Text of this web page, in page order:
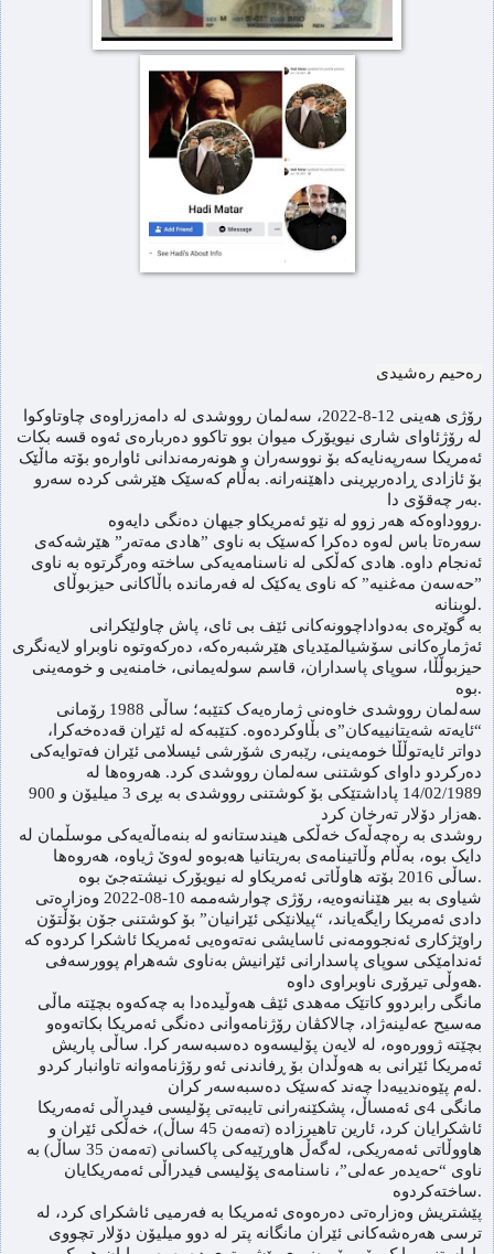
رەحیم رەشیدی
رۆژی هەینی 12-8-2022، سەلمان رووشدی لە دامەزراوەی چاوتاوکوا
لە رۆژئاوای شاری نیویۆرک میوان بوو تاکوو دەربارەی ئەوە قسە بکات
ئەمریکا سەرپەنایەکە بۆ نووسەران و هونەرمەندانی ئاوارەو بۆتە ماڵێک
بۆ ئازادی ڕادەربڕینی داهێنەرانە. بەڵام کەسێک هێرشی کردە سەرو
بەر چەقۆی دا.
رووداوەکە هەر زوو لە نێو ئەمریکاو جیهان دەنگی دایەوە.
سەرەتا باس لەوە دەکرا کەسێک بە ناوی ”هادی مەتەر” هێرشەکەی
ئەنجام داوە. هادی کەڵکی لە ناسنامەیەکی ساختە وەرگرتوە بە ناوی
”حەسەن مەغنیە” کە ناوی یەکێک لە فەرماندە باڵاکانی حیزبوڵای
لوبنانە.
بە گوێرەی بەدواداچوونەکانی ئێف بی ئای، پاش چاولێکرانی
ئەژمارەکانی سۆشیالمێدیای هێرشبەرەکە، دەرکەوتوە ناوبراو لایەنگری
حیزبوڵڵا، سوپای پاسداران، قاسم سولەیمانی، خامنەیی و خومەینی
بوە.
سەلمان رووشدی خاوەنی ژمارەیەک کتێبە؛ ساڵی 1988 رۆمانی
“ئایەتە شەیتانییەکان”ی بڵاوکردەوە. کتێبەکە لە ئێران قەدەخەکرا،
دواتر ئایەتوڵڵا خومەینی، رێبەری شۆرشی ئیسلامی ئێران فەتوایەکی
دەرکردو داوای کوشتنی سەلمان رووشدی کرد. هەروەها لە
14/02/1989 پاداشتێکی بۆ کوشتنی رووشدی بە بڕی 3 میلیۆن و 900
هەزار دۆلار تەرخان کرد.
روشدی بە رەچەڵەک خەڵکی هیندستانەو لە بنەماڵەیەکی موسڵمان لە
دایک بوە، بەڵام وڵاتینامەی بەریتانیا هەبوەو لەوێ ژیاوە، هەروەها
ساڵی 2016 بۆتە هاوڵاتی ئەمریکاو لە نیویۆرک نیشتەجێ بوە.
شیاوی بە بیر هێنانەوەیە، رۆژی چوارشەممە 10-08-2022 وەزارەتی
دادی ئەمریکا رایگەیاند، “پیلانێکی ئێرانیان” بۆ کوشتنی جۆن بۆڵتۆن
راوێژکاری ئەنجوومەنی ئاسایشی نەتەوەیی ئەمریکا ئاشکرا کردوە کە
ئەندامێکی سوپای پاسدارانی ئێرانیش بەناوی شه‌هرام پوورسەفی
هەوڵی تیرۆری ناوبراوی داوە.
مانگی رابردوو کاتێک مەهدی ئێڤ هەوڵیدەدا بە چەکەوە بچێتە ماڵی
مەسیح عەلینەژاد، چالاکڤان رۆژنامەوانی دەنگی ئەمریکا بکاتەوەو
بچێتە ژوورەوە، لە لایەن پۆلیسەوە دەسبەسەر کرا. ساڵی پاریش
ئەمریکا ئێرانی بە هەوڵدان بۆ ڕفاندنی ئەو رۆژنامەوانە تاوانبار کردو
لەم پێوەندییەدا چەند کەسێک دەسبەسەر کران.
مانگی 4ی ئەمساڵ، پشکێنەرانی تایبەتی پۆلیسی فیدراڵی ئه‌مه‌ریكا
ئاشکرایان کرد، ئارین تاهیرزادە (تەمەن 45 ساڵ)، خەڵکی ئێران و
هاووڵاتی ئەمه‌ریکی، لەگەڵ هاوڕێیه‌كی پاکسانی (تەمەن 35 ساڵ) بە
ناوی “حەیدەر عەلی”، ناسنامەی پۆلیسی فیدراڵی ئەمه‌ریکایان
ساختەکردوە.
پێشتریش وەزارەتی دەرەوەی ئەمریکا بە فەرمیی ئاشکرای کرد، لە
ترسی هەرەشەکانی ئێران مانگانە پتر لە دوو میلیۆن دۆلار تچووی